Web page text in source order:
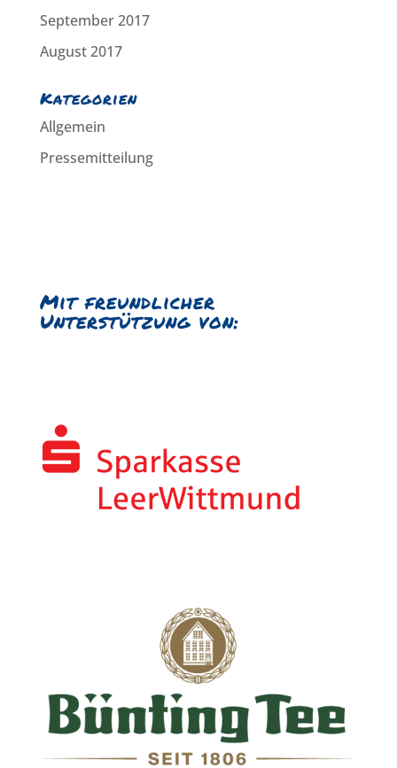
September 2017
August 2017
Kategorien
Allgemein
Pressemitteilung
Mit freundlicher
Unterstützung von: